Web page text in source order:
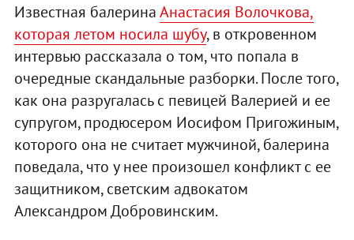
Известная балеринаАнастасия Волочкова,
которая летом носила шубу, в откровенном
интервью рассказала о том, что попала в
очередные скандальные разборки. После того,
как она разругалась с певицей Валерией и ее
супругом, продюсером Иосифом Пригожиным,
которого она не считает мужчиной, балерина
поведала, что у нее произошел конфликт с ее
защитником, светским адвокатом
Александром Добровинским.